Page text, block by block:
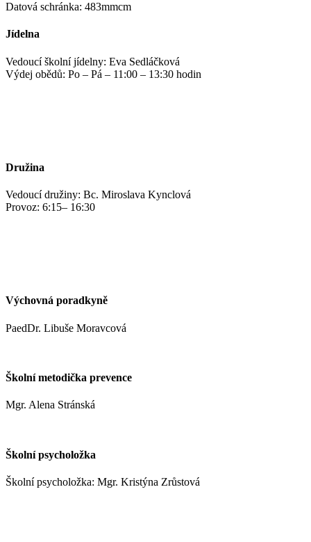
Datová schránka: 483mmcm
Jídelna
Vedoucí školní jídelny: Eva Sedláčková
Výdej obědů: Po – Pá – 11:00 – 13:30 hodin
Družina
Vedoucí družiny: Bc. Miroslava Kynclová
Provoz: 6:15– 16:30
Výchovná poradkyně
PaedDr. Libuše Moravcová
Školní metodička prevence
Mgr. Alena Stránská
Školní psycholožka
Školní psycholožka: Mgr. Kristýna Zrůstová